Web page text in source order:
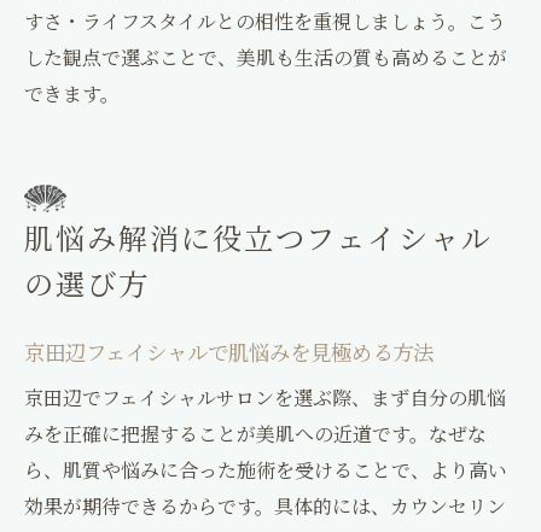
すさ・ライフスタイルとの相性を重視しましょう。こう
した観点で選ぶことで、美肌も生活の質も高めることが
できます。
肌悩み解消に役立つフェイシャル
の選び方
京田辺フェイシャルで肌悩みを見極める方法
京田辺でフェイシャルサロンを選ぶ際、まず自分の肌悩
みを正確に把握することが美肌への近道です。なぜな
ら、肌質や悩みに合った施術を受けることで、より高い
効果が期待できるからです。具体的には、カウンセリン